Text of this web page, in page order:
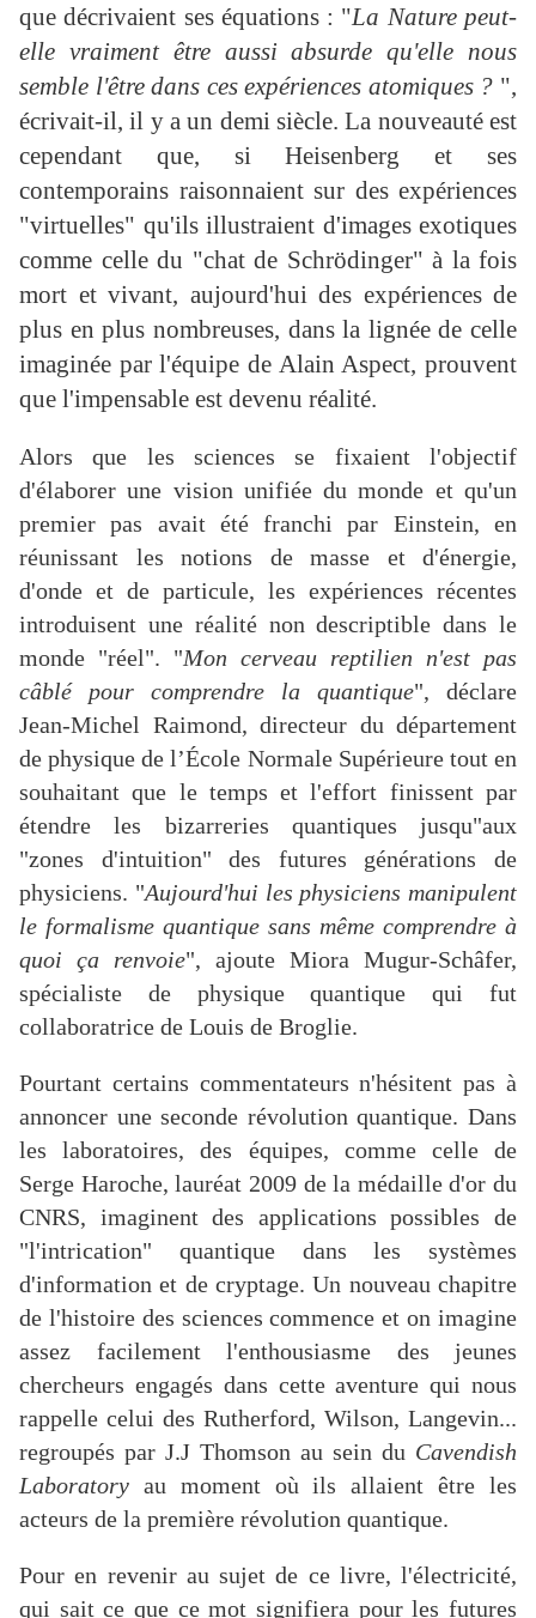
que décrivaient ses équations : "La Nature peut-
elle vraiment être aussi absurde qu'elle nous
semble l'être dans ces expériences atomiques ? ",
écrivait-il, il y a un demi siècle. La nouveauté est
cependant que, si Heisenberg et ses
contemporains raisonnaient sur des expériences
"virtuelles" qu'ils illustraient d'images exotiques
comme celle du "chat de Schrödinger" à la fois
mort et vivant, aujourd'hui des expériences de
plus en plus nombreuses, dans la lignée de celle
imaginée par l'équipe de Alain Aspect, prouvent
que l'impensable est devenu réalité.
Alors que les sciences se fixaient l'objectif
d'élaborer une vision unifiée du monde et qu'un
premier pas avait été franchi par Einstein, en
réunissant les notions de masse et d'énergie,
d'onde et de particule, les expériences récentes
introduisent une réalité non descriptible dans le
monde "réel". "Mon cerveau reptilien n'est pas
câblé pour comprendre la quantique", déclare
Jean-Michel Raimond, directeur du département
de physique de l’École Normale Supérieure tout en
souhaitant que le temps et l'effort finissent par
étendre les bizarreries quantiques jusqu"aux
"zones d'intuition" des futures générations de
physiciens. "Aujourd'hui les physiciens manipulent
le formalisme quantique sans même comprendre à
quoi ça renvoie", ajoute Miora Mugur-Schâfer,
spécialiste de physique quantique qui fut
collaboratrice de Louis de Broglie.
Pourtant certains commentateurs n'hésitent pas à
annoncer une seconde révolution quantique. Dans
les laboratoires, des équipes, comme celle de
Serge Haroche, lauréat 2009 de la médaille d'or du
CNRS, imaginent des applications possibles de
"l'intrication" quantique dans les systèmes
d'information et de cryptage. Un nouveau chapitre
de l'histoire des sciences commence et on imagine
assez facilement l'enthousiasme des jeunes
chercheurs engagés dans cette aventure qui nous
rappelle celui des Rutherford, Wilson, Langevin...
regroupés par J.J Thomson au sein du Cavendish
Laboratory au moment où ils allaient être les
acteurs de la première révolution quantique.
Pour en revenir au sujet de ce livre, l'électricité,
qui sait ce que ce mot signifiera pour les futures